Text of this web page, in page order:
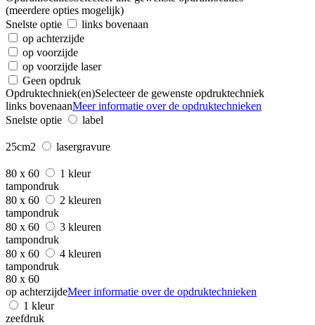
(meerdere opties mogelijk)
Snelste optie
links bovenaan
op achterzijde
op voorzijde
op voorzijde laser
Geen opdruk
Opdruktechniek(en)Selecteer de gewenste opdruktechniek
links bovenaanMeer informatie over de opdruktechnieken
Snelste optie
label
25cm2 lasergravure
80 x 60
1 kleur
tampondruk
80 x 60
2 kleuren
tampondruk
80 x 60
3 kleuren
tampondruk
80 x 60
4 kleuren
tampondruk
80 x 60
op achterzijdeMeer informatie over de opdruktechnieken
1 kleur
zeefdruk